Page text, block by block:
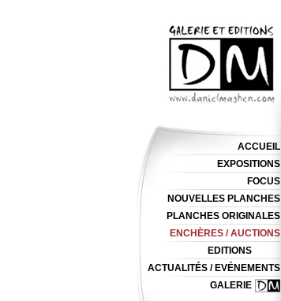
ACCUEIL
EXPOSITIONS
FOCUS
NOUVELLES PLANCHES
PLANCHES ORIGINALES
ENCHÈRES / AUCTIONS
EDITIONS
ACTUALITÉS / EVÉNEMENTS
GALERIE